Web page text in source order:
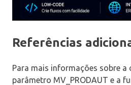
Referências
Para mais informações sobre
parâmetro MV_PRODAUT e a